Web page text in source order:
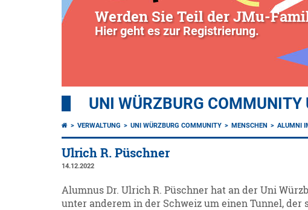
Werden Sie Teil der JMu-
Hier geht es zur Registrierung.
UNI WÜRZBURG
VERWALTUNG UNI WÜRZBURG COMMUNITY MENSCHEN ALUMNI
Ulrich R. Püschner
14.12.2022
Alumnus Dr. Ulrich R. Püschner hat an der Uni
unter anderem in der Schweiz um einen Tunnel, der